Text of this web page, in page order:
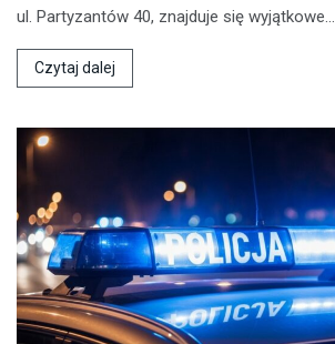
ul. Partyzantów 40, znajduje się wyjątkowe…
Czytaj dalej